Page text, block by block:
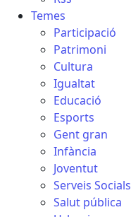
Temes
Participació
Patrimoni
Cultura
Igualtat
Educació
Esports
Gent gran
Infància
Joventut
Serveis Socials
Salut pública